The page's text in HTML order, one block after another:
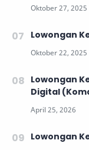
Lowongan
Lowongan
Digital
Lowongan